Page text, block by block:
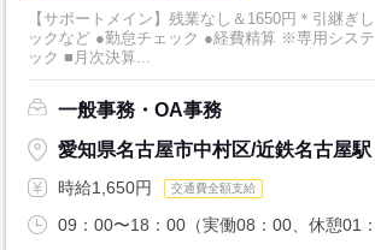
【サポートメイン】残業なし＆1650円＊引継ぎ
ックなど ●勤怠チェック ●経費精算 ※専用シス
ック ■月次決算...
一般事務・OA事務
愛知県名古屋市中村区/近鉄名古屋駅
時給1,650円 交通費全額支給
09：00〜18：00（実働08：00、休憩01：